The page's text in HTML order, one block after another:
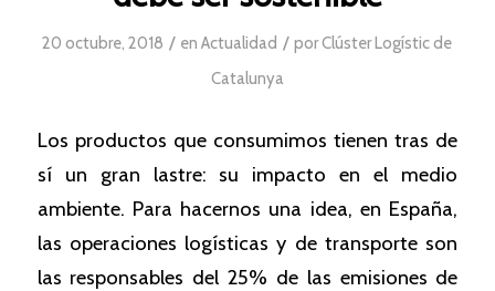
20 octubre, 2018 / enActualidad / porClúster Logístic de
Catalunya
Los productos que consumimos tienen tras de
sí un gran lastre: su impacto en el medio
ambiente. Para hacernos una idea, en España,
las operaciones logísticas y de transporte son
las responsables del 25% de las emisiones de